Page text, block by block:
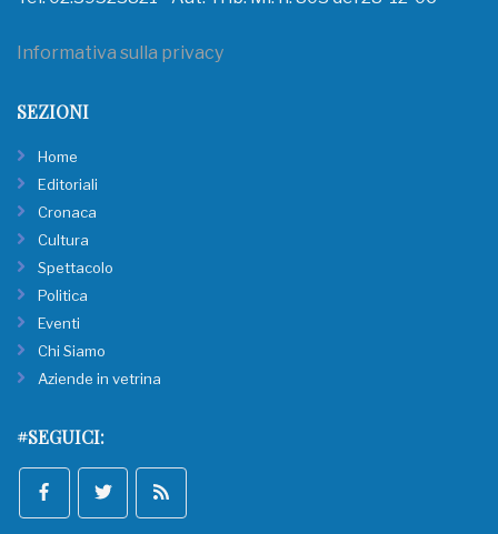
Informativa sulla privacy
SEZIONI
Home
Editoriali
Cronaca
Cultura
Spettacolo
Politica
Eventi
Chi Siamo
Aziende in vetrina
#SEGUICI: